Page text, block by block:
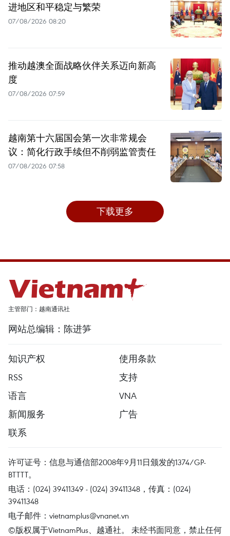
进地区和平稳定与繁荣
07/08/2026 08:20
推动越澳全面战略伙伴关系迈向新高
度
07/08/2026 07:59
越南第十六届国会第一次非常规会
议：简化行政手续但不削弱监管责任
07/08/2026 07:58
下载更多
主管部门：越南通讯社
网站总编辑：陈进笋
知识产权
使用条款
RSS
支持
语言
VNA
新闻服务
广告
联系
许可证号：信息与通信部2008年9月11日颁发的1374/GP-
BTTTT。
电话：(024) 39411349 - (024) 39411348，传真：(024)
39411348
电子邮件： vietnamplus@vnanet.vn
©版权属于VietnamPlus、越通社。 未经书面同意，禁止任何